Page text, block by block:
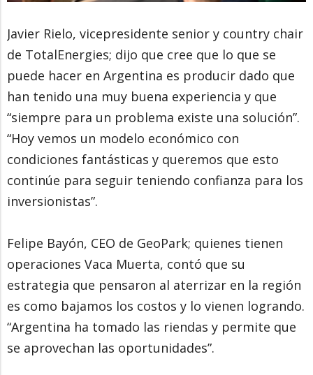
Javier Rielo, vicepresidente senior y country chair
de TotalEnergies; dijo que cree que lo que se
puede hacer en Argentina es producir dado que
han tenido una muy buena experiencia y que
“siempre para un problema existe una solución”.
“Hoy vemos un modelo económico con
condiciones fantásticas y queremos que esto
continúe para seguir teniendo confianza para los
inversionistas”.
Felipe Bayón, CEO de GeoPark; quienes tienen
operaciones Vaca Muerta, contó que su
estrategia que pensaron al aterrizar en la región
es como bajamos los costos y lo vienen logrando.
“Argentina ha tomado las riendas y permite que
se aprovechan las oportunidades”.